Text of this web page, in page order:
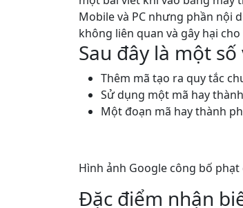
Mobile và PC nhưng phần nội
không liên quan và gây hại
Sau đây là một
Thêm mã tạo ra quy tắc
Sử dụng một mã hay
Một đoạn mã hay thành
Hình ảnh Google công bố
Đặc điểm nhận